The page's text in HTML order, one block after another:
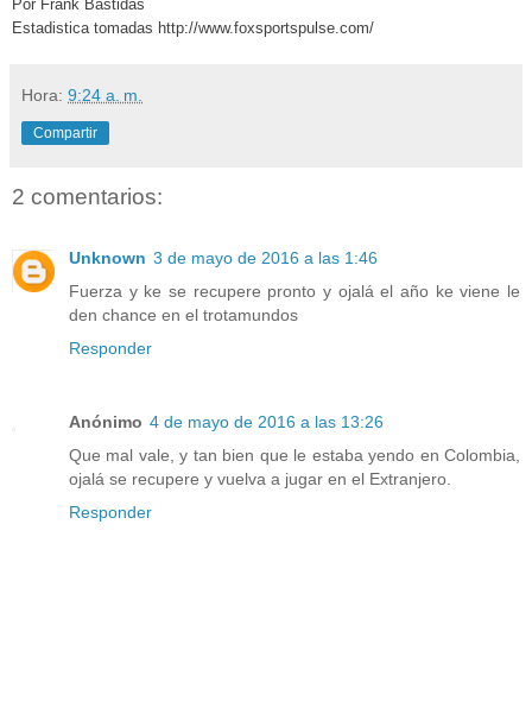
Por Frank Bastidas
Estadistica tomadas http://www.foxsportspulse.com/
Hora: 9:24 a. m.
Compartir
2 comentarios:
Unknown 3 de mayo de 2016 a las 1:46
Fuerza y ke se recupere pronto y ojalá el año ke viene le
den chance en el trotamundos
Responder
Anónimo 4 de mayo de 2016 a las 13:26
Que mal vale, y tan bien que le estaba yendo en Colombia,
ojalá se recupere y vuelva a jugar en el Extranjero.
Responder